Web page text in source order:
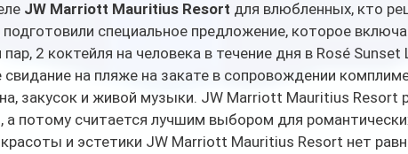
JW Marriott Mauritius Resort для влюбленных, кто
специальное предложение, которое
2 коктейля на человека в течение дня в Rosé Sunset
на пляже на закате в сопровождении
закусок и живой музыки. JW Marriott Mauritius Resort
а потому считается лучшим выбором для
красоты и эстетики JW Marriott Mauritius Resort нет